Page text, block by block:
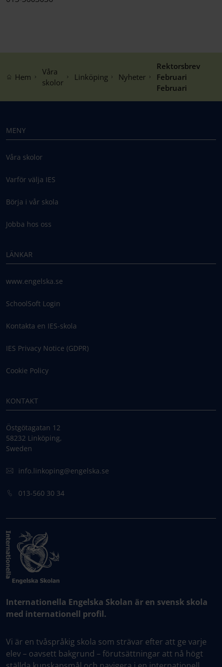
Hem
Våra
skolor
Linköping Nyheter
Rektorsbrev
Februari
Februari
MENY
Våra skolor
Varför välja IES
Börja i vår skola
Jobba hos oss
LÄNKAR
www.engelska.se
SchoolSoft Login
Kontakta en IES-skola
IES Privacy Notice (GDPR)
Cookie Policy
KONTAKT
Östgötagatan 12
58232 Linköping,
Sweden
info.linkoping@engelska.se
013-560 30 34
Internationella Engelska Skolan är en svensk skola
med internationell profil.
Vi är en tvåspråkig skola som strävar efter att ge varje
elev – oavsett bakgrund – förutsättningar att nå högt